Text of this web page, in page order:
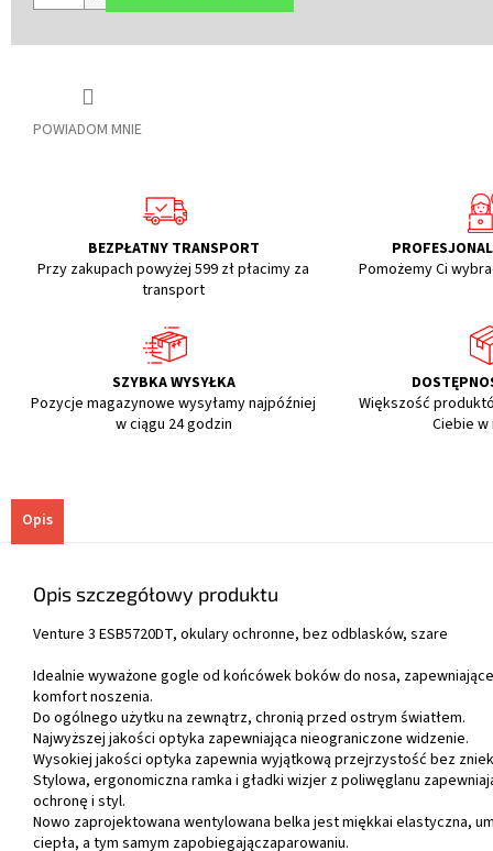
POWIADOM MNIE
BEZPŁATNY TRANSPORT
Przy zakupach powyżej 599 zł płacimy za
transport
Pomożemy Ci
SZYBKA WYSYŁKA
Pozycje magazynowe wysyłamy najpóźniej
w ciągu 24 godzin
Większość
Ciebie
Opis
Opis szczegółowy produktu
Venture 3 ESB5720DT, okulary ochronne, bez odblasków, szare
Idealnie wyważone gogle od końcówek boków do nosa,
komfort noszenia.
Do ogólnego użytku na zewnątrz, chronią przed ostrym światłem.
Najwyższej jakości optyka zapewniająca nieograniczone widzenie.
Wysokiej jakości optyka zapewnia wyjątkową przejrzystość bez
Stylowa, ergonomiczna ramka i gładki wizjer z poliwęglanu
ochronę i styl.
Nowo zaprojektowana wentylowana belka jest miękkai elastyczna,
ciepła, a tym samym zapobiegajączaparowaniu.